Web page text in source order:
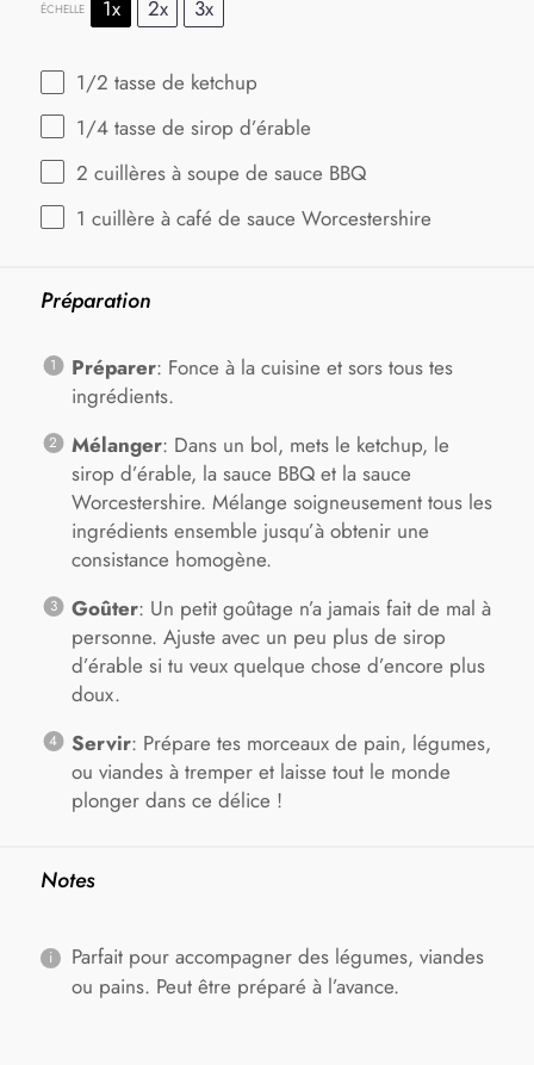
ÉCHELLE 1x 2x 3x
1/2 tasse de ketchup
1/4 tasse de sirop d’érable
2 cuillères à soupe de sauce BBQ
1 cuillère à café de sauce Worcestershire
Préparation
Préparer: Fonce à la cuisine et sors tous tes
ingrédients.
Mélanger: Dans un bol, mets le ketchup, le
sirop d’érable, la sauce BBQ et la sauce
Worcestershire. Mélange soigneusement tous les
ingrédients ensemble jusqu’à obtenir une
consistance homogène.
Goûter: Un petit goûtage n’a jamais fait de mal à
personne. Ajuste avec un peu plus de sirop
d’érable si tu veux quelque chose d’encore plus
doux.
Servir: Prépare tes morceaux de pain, légumes,
ou viandes à tremper et laisse tout le monde
plonger dans ce délice !
Notes
Parfait pour accompagner des légumes, viandes
ou pains. Peut être préparé à l’avance.